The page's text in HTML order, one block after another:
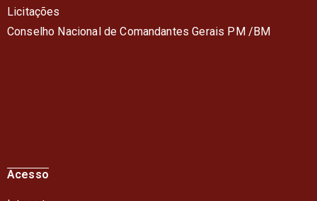
Licitações
Conselho Nacional de Comandantes Gerais PM /BM
Acesso